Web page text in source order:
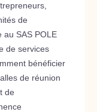
de
au SAS POLE
de services
bénéficier
de réunion
de